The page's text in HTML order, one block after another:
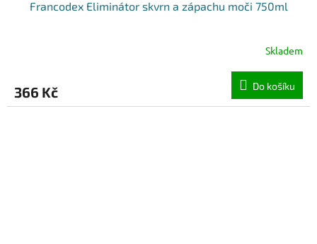
Francodex Eliminátor skvrn a zápachu moči 750ml
Skladem
366 Kč Do košíku